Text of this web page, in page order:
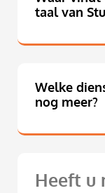
taal van
Welke
nog meer?
Heeft u